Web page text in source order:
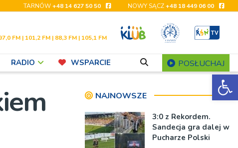
TARNÓW+48 14 627 50 50 NOWY SĄCZ+48 18 449 06 00
FM | 101,2 FM | 88,3 FM | 105,1 FM
RADIO WSPARCIE POSŁUCHAJ
NAJNOWSZE
3:0 z Rekordem.
Sandecja gra dalej w
Pucharze Polski